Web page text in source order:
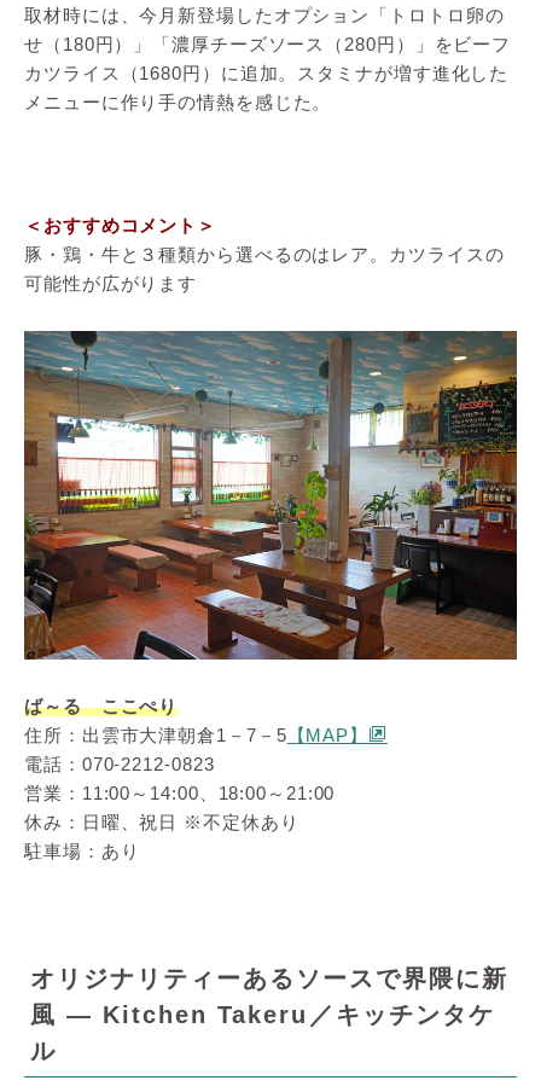
取材時には、今月新登場したオプション「トロトロ卵の
せ（180円）」「濃厚チーズソース（280円）」をビーフ
カツライス（1680円）に追加。スタミナが増す進化した
メニューに作り手の情熱を感じた。
＜おすすめコメント＞
豚・鶏・牛と３種類から選べるのはレア。カツライスの
可能性が広がります
ば～る ここぺり
住所：出雲市大津朝倉1－7－5 【MAP】
電話：070-2212-0823
営業：11:00～14:00、18:00～21:00
休み：日曜、祝日 ※不定休あり
駐車場：あり
オリジナリティーあるソースで界隈に新
風 ― Kitchen Takeru／キッチンタケ
ル